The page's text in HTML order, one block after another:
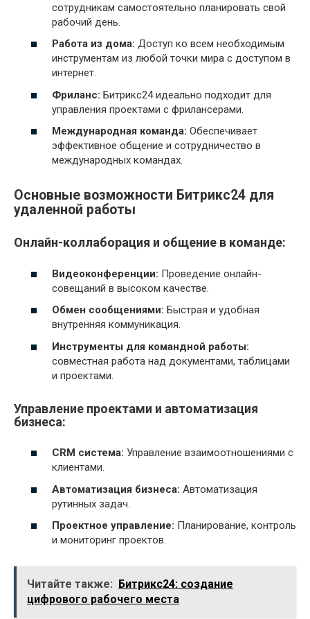
сотрудникам самостоятельно планировать свой
рабочий день.
Работа из дома: Доступ ко всем необходимым
инструментам из любой точки мира с доступом в
интернет.
Фриланс: Битрикс24 идеально подходит для
управления проектами с фрилансерами.
Международная команда: Обеспечивает
эффективное общение и сотрудничество в
международных командах.
Основные возможности Битрикс24 для
удаленной работы
Онлайн-коллаборация и общение в команде:
Видеоконференции: Проведение онлайн-
совещаний в высоком качестве.
Обмен сообщениями: Быстрая и удобная
внутренняя коммуникация.
Инструменты для командной работы:
совместная работа над документами, таблицами
и проектами.
Управление проектами и автоматизация
бизнеса:
CRM система: Управление взаимоотношениями с
клиентами.
Автоматизация бизнеса: Автоматизация
рутинных задач.
Проектное управление: Планирование, контроль
и мониторинг проектов.
Читайте также:
Битрикс24: создание
цифрового рабочего места